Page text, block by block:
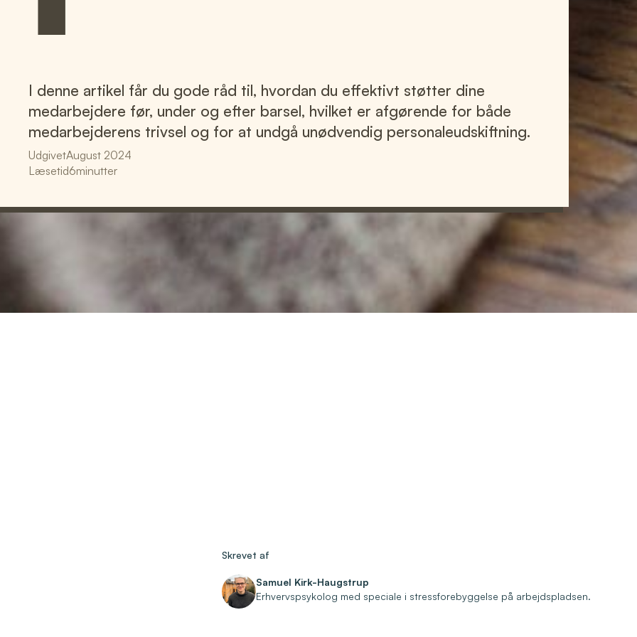
I denne artikel får du gode råd til, hvordan du effektivt støtter dine
medarbejdere før, under og efter barsel, hvilket er afgørende for både
medarbejderens trivsel og for at undgå unødvendig personaleudskiftning.
UdgivetAugust 2024
Læsetid6minutter
Skrevet af
Samuel Kirk-Haugstrup
Erhvervspsykolog med speciale i stressforebyggelse på arbejdspladsen.